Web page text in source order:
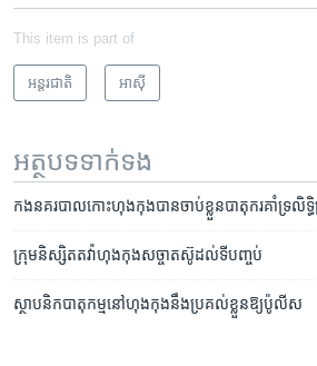
This item is part of
អន្តរជាតិ អាស៊ី
អត្ថបទ​ទាក់ទង
កង​នគរបាល​កោះ​ហុងកុង​បាន​ចាប់​ខ្លួន​បាតុករ​គាំទ្រ​លិទ្
ក្រុម​និស្សិត​តវ៉ា​ហុងកុង​​សច្ចាតស៊ូ​ដល់​ទី​បញ្ចប់
ស្ថាបនិក​បាតុកម្ម​នៅ​ហុងកុង​នឹង​ប្រគល់ខ្លួនឱ្យ​ប៉ូលីស